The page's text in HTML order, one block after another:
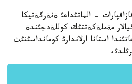
قازاقپارات - الماتئداعئ ةنةرگةتيكا
مةملةكةتتئك كوللةدجئندة
استانا ارلاندارئ كومانداسئنئث